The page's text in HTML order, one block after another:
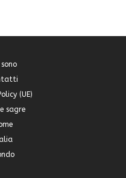
sono
(UE)
sagre